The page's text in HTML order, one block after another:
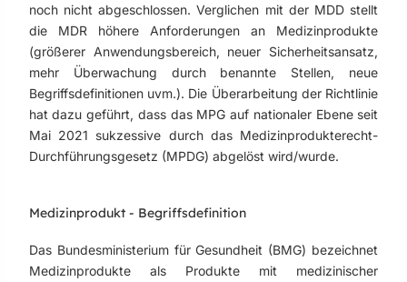
noch nicht abgeschlossen. Verglichen mit der MDD stellt
die MDR höhere Anforderungen an Medizinprodukte
(größerer Anwendungsbereich, neuer Sicherheitsansatz,
mehr Überwachung durch benannte Stellen, neue
Begriffsdefinitionen uvm.). Die Überarbeitung der Richtlinie
hat dazu geführt, dass das MPG auf nationaler Ebene seit
Mai 2021 sukzessive durch das Medizinprodukterecht-
Durchführungsgesetz (MPDG) abgelöst wird/wurde.
Medizinprodukt - Begriffsdefinition
Das Bundesministerium für Gesundheit (BMG) bezeichnet
Medizinprodukte als Produkte mit medizinischer